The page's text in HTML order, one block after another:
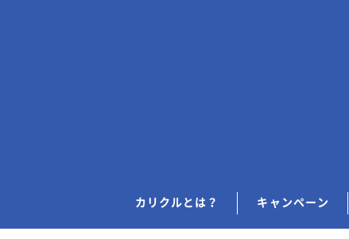
カリクルとは？ キャンペーン